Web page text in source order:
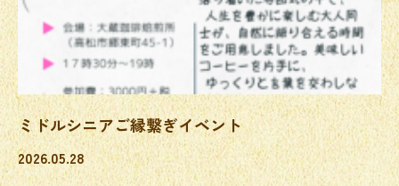
ミドルシニアご縁繋ぎイベント
2026.05.28